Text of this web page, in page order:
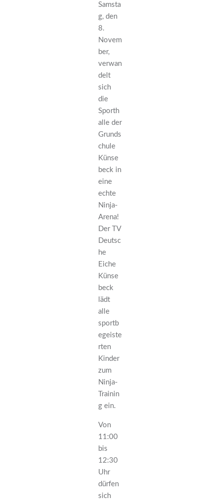
Samsta
g, den
8.
Novem
ber,
verwan
delt
sich
die
Sporth
alle der
Grunds
chule
Künse
beck in
eine
echte
Ninja-
Arena!
Der TV
Deutsc
he
Eiche
Künse
beck
lädt
alle
sportb
egeiste
rten
Kinder
zum
Ninja-
Trainin
g ein.
Von
11:00
bis
12:30
Uhr
dürfen
sich